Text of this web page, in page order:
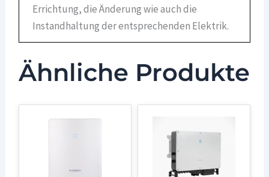
Errichtung, die Änderung wie auch die
Instandhaltung der entsprechenden Elektrik.
Ähnliche Produkte